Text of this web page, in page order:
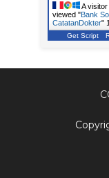
A
viewed "Bank
CatatanDokter"
Get Script